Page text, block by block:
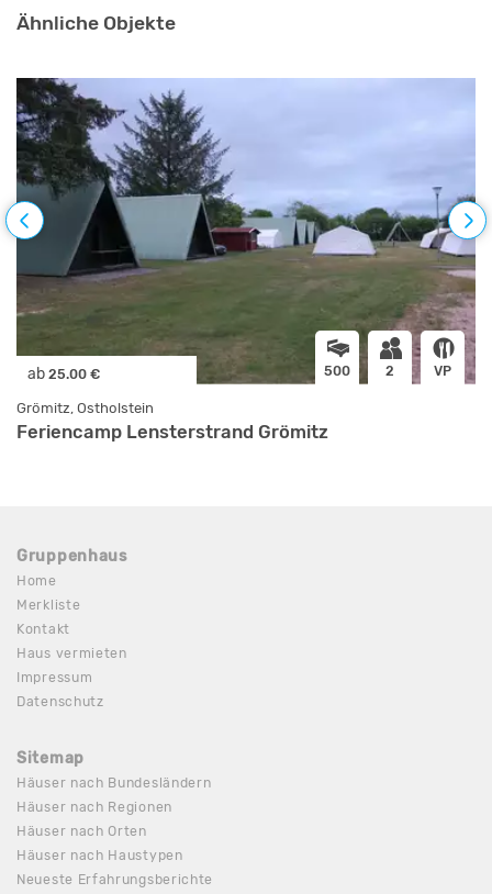
Ähnliche Objekte
ab 25.00 € 500 2 VP
Grömitz, Ostholstein
Feriencamp Lensterstrand Grömitz
Gruppenhaus
Home
Merkliste
Kontakt
Haus vermieten
Impressum
Datenschutz
Sitemap
Häuser nach Bundesländern
Häuser nach Regionen
Häuser nach Orten
Häuser nach Haustypen
Neueste Erfahrungsberichte